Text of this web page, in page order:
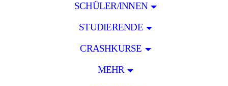
SCHÜLER/INNEN
STUDIERENDE
CRASHKURSE
MEHR